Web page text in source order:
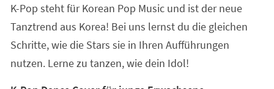
K-Pop steht für Korean Pop Music und ist der neue
Tanztrend aus Korea! Bei uns lernst du die gleichen
Schritte, wie die Stars sie in Ihren Aufführungen
nutzen. Lerne zu tanzen, wie dein Idol!